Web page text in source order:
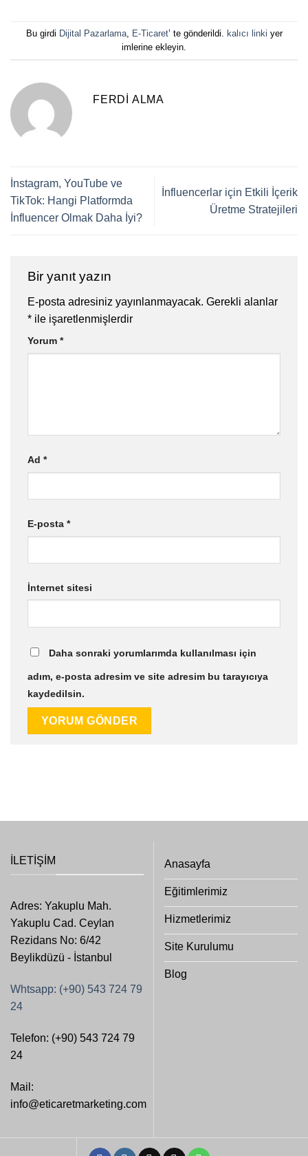
Bu girdi Dijital Pazarlama, E-Ticaret’ te gönderildi. kalıcı linki yer
imlerine ekleyin.
FERDI ALMA
İnstagram, YouTube ve
TikTok: Hangi Platformda
İnfluencer Olmak Daha İyi?
İnfluencerlar için Etkili İçerik
Üretme Stratejileri
Bir yanıt yazın
E-posta adresiniz yayınlanmayacak. Gerekli alanlar
* ile işaretlenmişlerdir
Yorum *
Ad *
E-posta *
İnternet sitesi
Daha sonraki yorumlarımda kullanılması için
adım, e-posta adresim ve site adresim bu tarayıcıya
kaydedilsin.
İLETIŞIM
Adres: Yakuplu Mah.
Yakuplu Cad. Ceylan
Rezidans No: 6/42
Beylikdüzü - İstanbul
Whtsapp: (+90) 543 724 79
24
Telefon: (+90) 543 724 79
24
Mail:
info@eticaretmarketing.com
Anasayfa
Eğitimlerimiz
Hizmetlerimiz
Site Kurulumu
Blog